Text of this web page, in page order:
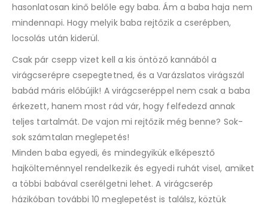
hasonlatosan kinő belőle egy baba. Ám a baba haja nem
mindennapi. Hogy melyik baba rejtőzik a cserépben,
locsolás után kiderül.
Csak pár csepp vizet kell a kis öntöző kannából a
virágcserépre csepegtetned, és a Varázslatos virágszál
babád máris előbújik! A virágcseréppel nem csak a baba
érkezett, hanem most rád vár, hogy felfedezd annak
teljes tartalmát. De vajon mi rejtőzik még benne? Sok-
sok számtalan meglepetés!
Minden baba egyedi, és mindegyikük elképesztő
hajkölteménnyel rendelkezik és egyedi ruhát visel, amiket
a többi babával cserélgetni lehet. A virágcserép
házikóban további 10 meglepetést is találsz, köztük